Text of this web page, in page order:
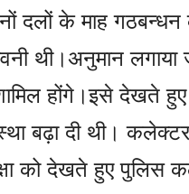
दलों के माह
थी।अनुमान लगाया
होंगे।इसे देखते
बढ़ा दी थी।
को देखते हुए पुलिस